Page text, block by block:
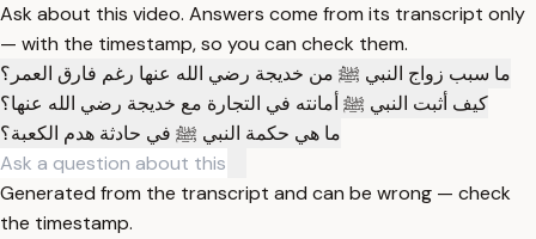
Ask about this video. Answers come from its transcript only
— with the timestamp, so you can check them.
ما سبب زواج النبي ﷺ من خديجة رضي الله عنها رغم فارق العمر؟
كيف أثبت النبي ﷺ أمانته في التجارة مع خديجة رضي الله عنها؟
ما هي حكمة النبي ﷺ في حادثة هدم الكعبة؟
Generated from the transcript and can be wrong — check
the timestamp.